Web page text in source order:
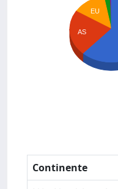
EU
AS
Continente